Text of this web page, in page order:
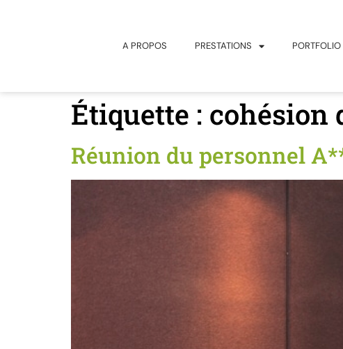
A PROPOS PRESTATIONS PORTFOLIO
Étiquette : cohésion
Réunion du personnel